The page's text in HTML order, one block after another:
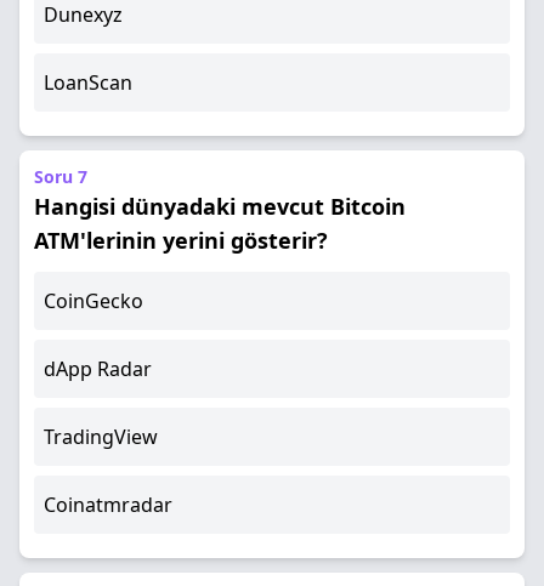
Dunexyz
LoanScan
Soru 7
Hangisi dünyadaki mevcut Bitcoin
ATM'lerinin yerini gösterir?
CoinGecko
dApp Radar
TradingView
Coinatmradar